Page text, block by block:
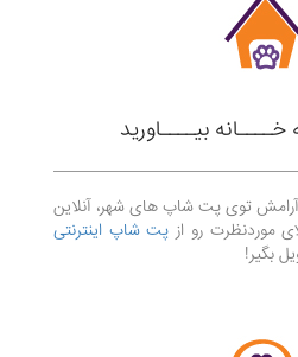
بیــــاورید
توی پت شاپ های شهر، آنلاین
موردنظرت رو از پت شاپ اینترنتی
بگیر!